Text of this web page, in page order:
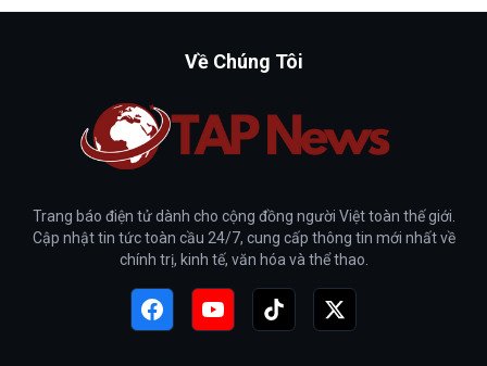
Về Chúng Tôi
Trang báo điện tử dành cho cộng đồng người Việt toàn thế giới.
Cập nhật tin tức toàn cầu 24/7, cung cấp thông tin mới nhất về
chính trị, kinh tế, văn hóa và thể thao.